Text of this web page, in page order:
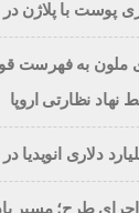
پوست با پلاژن در
نهاد نظارتی اروپا
اجرای طرح؛ مسیر